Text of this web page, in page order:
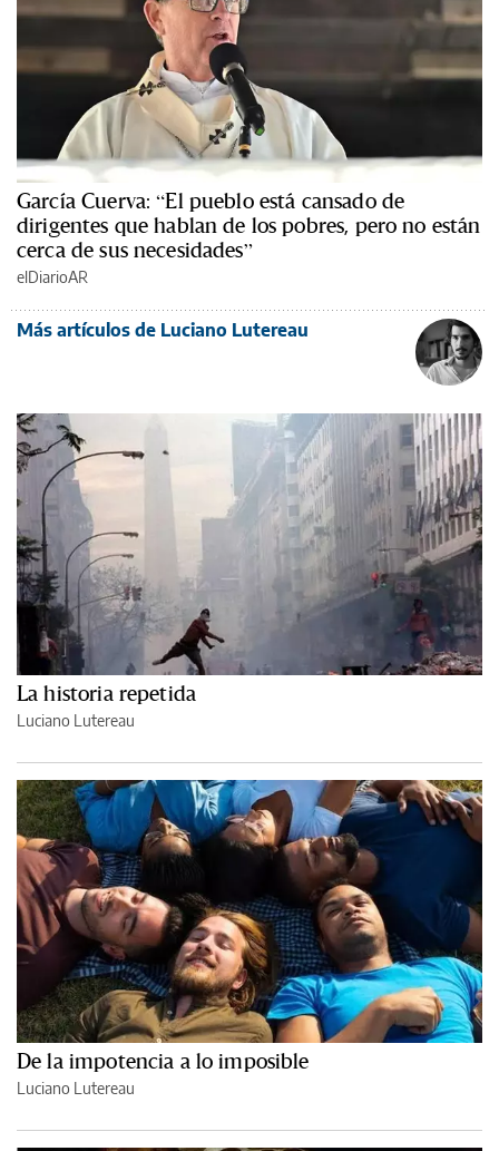
García Cuerva: “El pueblo está cansado de
dirigentes que hablan de los pobres, pero no están
cerca de sus necesidades”
elDiarioAR
Más artículos de Luciano Lutereau
La historia repetida
Luciano Lutereau
De la impotencia a lo imposible
Luciano Lutereau